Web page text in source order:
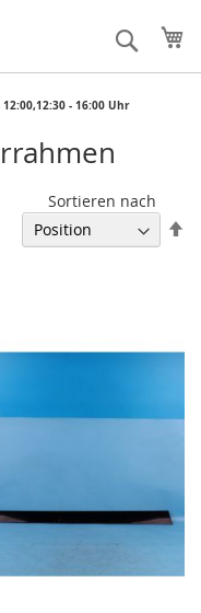
- 16:00 Uhr
Suche
Sortieren nach